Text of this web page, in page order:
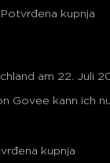
Potvrđena kupnja
am 22. Juli
Govee kann ich
kupnja